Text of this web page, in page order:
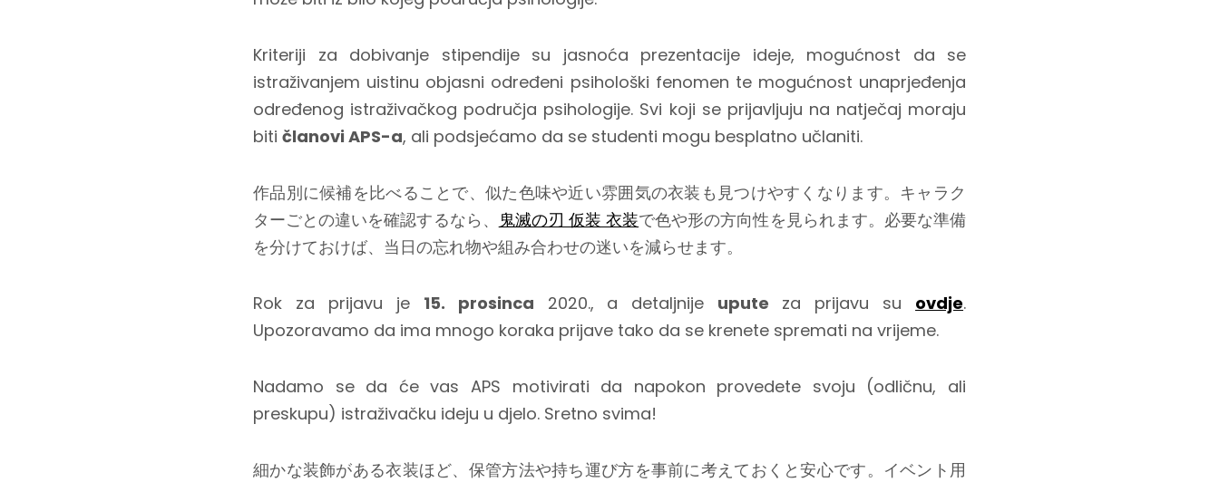
Kriteriji za dobivanje stipendije su jasnoća prezentacije ideje, mogućnost da se
istraživanjem uistinu objasni određeni psihološki fenomen te mogućnost unaprjeđenja
određenog istraživačkog područja psihologije. Svi koji se prijavljuju na natječaj moraju
biti članovi APS-a, ali podsjećamo da se studenti mogu besplatno učlaniti.
作品別に候補を比べることで、似た色味や近い雰囲気の衣装も見つけやすくなります。キャラク
ターごとの違いを確認するなら、
鬼滅の刃 仮装 衣装で色や形の方向性を見られます。必要な準備
を分けておけば、当日の忘れ物や組み合わせの迷いを減らせます。
Rok za prijavu je 15. prosinca 2020., a detaljnije upute za prijavu su ovdje.
Upozoravamo da ima mnogo koraka prijave tako da se krenete spremati na vrijeme.
Nadamo se da će vas APS motivirati da napokon provedete svoju (odličnu, ali
preskupu) istraživačku ideju u djelo. Sretno svima!
細かな装飾がある衣装ほど、保管方法や持ち運び方を事前に考えておくと安心です。イベント用